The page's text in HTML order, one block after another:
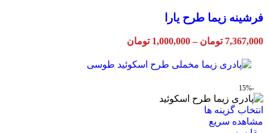
می
باشد.
گزینه
ممکن
صفحه
محصول
فرشینه زیما طرح یارا
7,367,000 تومان –
1,000,000 تومان
through
-15%
انتخاب گزینه ها
مشاهده سریع